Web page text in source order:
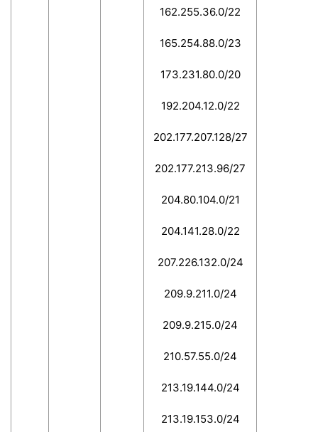
162.255.36.0/22
165.254.88.0/23
173.231.80.0/20
192.204.12.0/22
202.177.207.128/27
202.177.213.96/27
204.80.104.0/21
204.141.28.0/22
207.226.132.0/24
209.9.211.0/24
209.9.215.0/24
210.57.55.0/24
213.19.144.0/24
213.19.153.0/24